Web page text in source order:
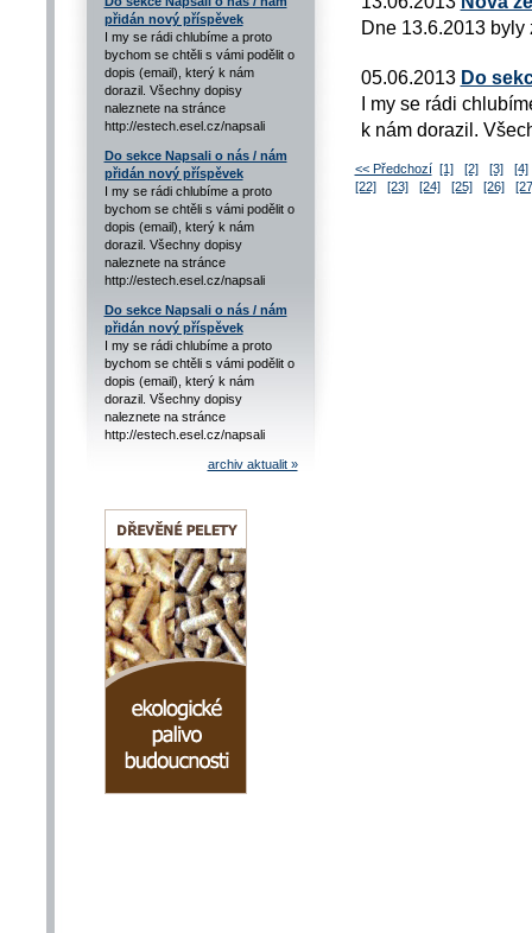
přidán nový příspěvek
I my se rádi chlubíme a proto
bychom se chtěli s vámi podělit o
dopis (email), který k nám
dorazil. Všechny dopisy
naleznete na stránce
http://estech.esel.cz/napsali
Do sekce Napsali o nás / nám
přidán nový příspěvek
I my se rádi chlubíme a proto
bychom se chtěli s vámi podělit o
dopis (email), který k nám
dorazil. Všechny dopisy
naleznete na stránce
http://estech.esel.cz/napsali
Do sekce Napsali o nás / nám
přidán nový příspěvek
I my se rádi chlubíme a proto
bychom se chtěli s vámi podělit o
dopis (email), který k nám
dorazil. Všechny dopisy
naleznete na stránce
http://estech.esel.cz/napsali
archiv aktualit »
Dne 13.6.2013 byly
05.06.2013 Do
I my se rádi
k nám dorazil.
<< Předchozí [1] [2] [3]
[4]
[22]
[23] [24] [25] [26]